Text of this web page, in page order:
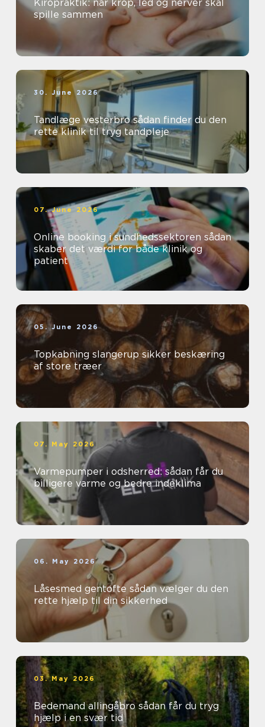
Kiropraktik: når krop, led og nerver skal
spille sammen
30. June 2026
Tandlæge vesterbro sådan finder du den
rette klinik til tryg tandpleje
07. June 2026
Online booking i sundhedssektoren sådan
skaber det værdi for både klinik og
patient
05. June 2026
Topkabning slangerup sikker beskæring
af store træer
07. May 2026
Varmepumper i odsherred: sådan får du
billigere varme og bedre indeklima
06. May 2026
Låsesmed gentofte sådan vælger du den
rette hjælp til din sikkerhed
03. May 2026
Bedemand allingåbro sådan får du tryg
hjælp i en svær tid